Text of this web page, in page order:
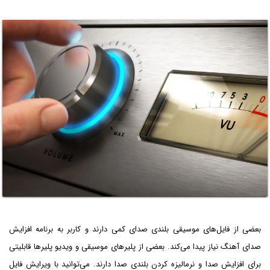
بعضی از فایل‌های موسیقی بلندی صدای کمی دارند و کاربر به برنامه افزایش
صدای آهنگ نیاز پیدا می‌کند. بعضی از پلیرهای موسیقی و ویدیو پلیرها قابلیتی
برای افزایش صدا و نرمالیزه کردن بلندی صدا دارند. می‌توانید با ویرایش فایل